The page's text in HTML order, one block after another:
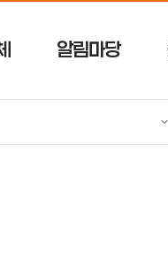
알림마당